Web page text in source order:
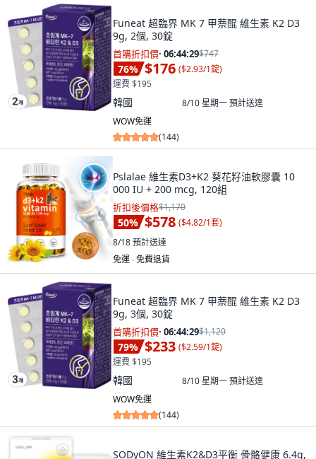
Funeat 超臨界 MK 7 甲萘醌 維生素 K2 D3
9g, 2個, 30錠
首購折扣價· 06:44:28$747
76% $176 ($2.93/1錠)
運費 $195
韓國 8/10 星期一預計送達
WOW免運
(144)
Pslalae 維生素D3+K2 葵花籽油軟膠囊 10
000 IU + 200 mcg, 120組
折扣後價格$1,170
50% $578 ($4.82/1套)
8/18預計送達
免運 ∙ 免費退貨
Funeat 超臨界 MK 7 甲萘醌 維生素 K2 D3
9g, 3個, 30錠
首購折扣價· 06:44:28$1,120
79% $233 ($2.59/1錠)
運費 $195
韓國 8/10 星期一預計送達
WOW免運
(144)
SODyON 維生素K2&D3平衡 骨骼健康 6.4g,